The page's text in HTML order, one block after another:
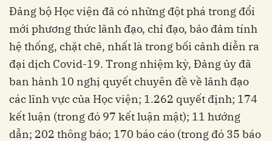
Đảng bộ Học viện đã có những đột phá trong đổi
mới phương thức lãnh đạo, chỉ đạo, bảo đảm tính
hệ thống, chặt chẽ, nhất là trong bối cảnh diễn ra
đại dịch Covid-19. Trong nhiệm kỳ, Đảng ủy đã
ban hành 10 nghị quyết chuyên đề về lãnh đạo
các lĩnh vực của Học viện; 1.262 quyết định; 174
kết luận (trong đó 97 kết luận mật); 11 hướng
dẫn; 202 thông báo; 170 báo cáo (trong đó 35 báo